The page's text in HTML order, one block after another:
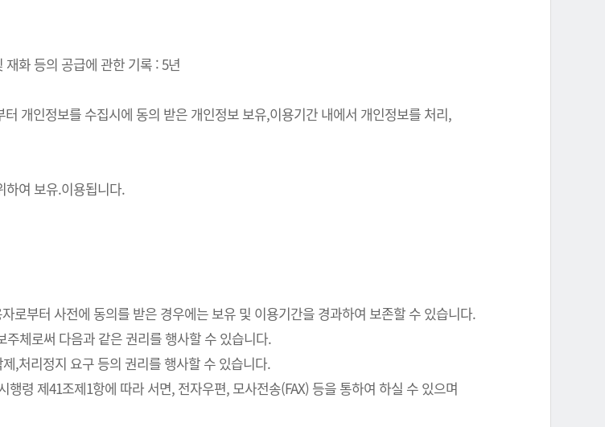
화 등의 공급에 관한 기록 : 5년
개인정보를 수집시에 동의 받은 개인정보 보유,이용기간 내에서 개인정보를 처리,
하여 보유.이용됩니다.
로부터 사전에 동의를 받은 경우에는 보유 및 이용기간을 경과하여 보존할 수 있습니다.
체로써 다음과 같은 권리를 행사할 수 있습니다.
,처리정지 요구 등의 권리를 행사할 수 있습니다.
령 제41조제1항에 따라 서면, 전자우편, 모사전송(FAX) 등을 통하여 하실 수 있으며